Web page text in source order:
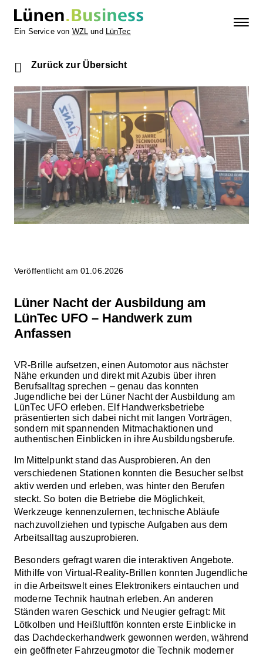
Ein Service von WZL und LünTec
Zurück zur Übersicht
Veröffentlicht am 01.06.2026
Lüner Nacht der Ausbildung am
LünTec UFO – Handwerk zum
Anfassen
VR-Brille aufsetzen, einen Automotor aus nächster
Nähe erkunden und direkt mit Azubis über ihren
Berufsalltag sprechen – genau das konnten
Jugendliche bei der Lüner Nacht der Ausbildung am
LünTec UFO erleben. Elf Handwerksbetriebe
präsentierten sich dabei nicht mit langen Vorträgen,
sondern mit spannenden Mitmachaktionen und
authentischen Einblicken in ihre Ausbildungsberufe.
Im Mittelpunkt stand das Ausprobieren. An den
verschiedenen Stationen konnten die Besucher selbst
aktiv werden und erleben, was hinter den Berufen
steckt. So boten die Betriebe die Möglichkeit,
Werkzeuge kennenzulernen, technische Abläufe
nachzuvollziehen und typische Aufgaben aus dem
Arbeitsalltag auszuprobieren.
Besonders gefragt waren die interaktiven Angebote.
Mithilfe von Virtual-Reality-Brillen konnten Jugendliche
in die Arbeitswelt eines Elektronikers eintauchen und
moderne Technik hautnah erleben. An anderen
Ständen waren Geschick und Neugier gefragt: Mit
Lötkolben und Heißluftfön konnten erste Einblicke in
das Dachdeckerhandwerk gewonnen werden, während
ein geöffneter Fahrzeugmotor die Technik moderner